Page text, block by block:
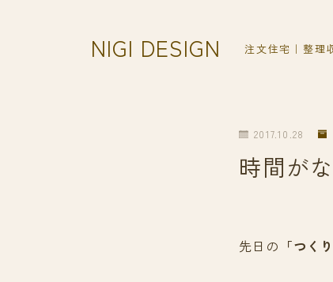
NIGI DESIGN 注文住宅｜整理
2017.10.28
時間が
先日の 「つく